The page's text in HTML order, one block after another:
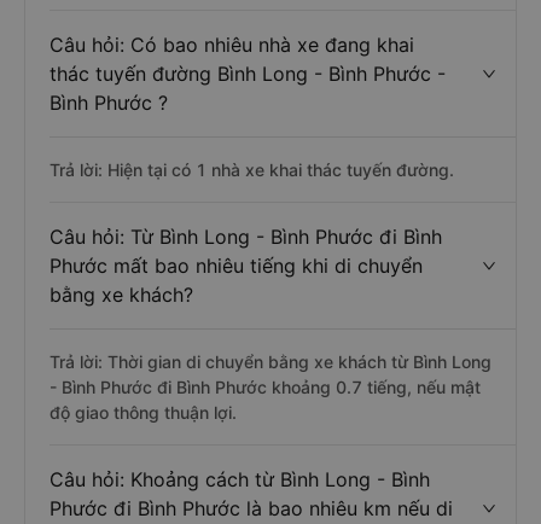
Câu hỏi: Có bao nhiêu nhà xe đang khai
thác tuyến đường Bình Long - Bình Phước -
Bình Phước ?
Trả lời: Hiện tại có 1 nhà xe khai thác tuyến đường.
Câu hỏi: Từ Bình Long - Bình Phước đi Bình
Phước mất bao nhiêu tiếng khi di chuyển
bằng xe khách?
Trả lời: Thời gian di chuyển bằng xe khách từ Bình Long
- Bình Phước đi Bình Phước khoảng 0.7 tiếng, nếu mật
độ giao thông thuận lợi.
Câu hỏi: Khoảng cách từ Bình Long - Bình
Phước đi Bình Phước là bao nhiêu km nếu di